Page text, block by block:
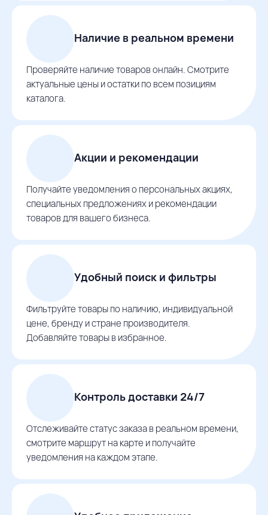
Наличие в реальном времени
Проверяйте наличие товаров онлайн. Смотрите
актуальные цены и остатки по всем позициям
каталога.
Акции и рекомендации
Получайте уведомления о персональных акциях,
специальных предложениях и рекомендации
товаров для вашего бизнеса.
Удобный поиск и фильтры
Фильтруйте товары по наличию, индивидуальной
цене, бренду и стране производителя.
Добавляйте товары в избранное.
Контроль доставки 24/7
Отслеживайте статус заказа в реальном времени,
смотрите маршрут на карте и получайте
уведомления на каждом этапе.